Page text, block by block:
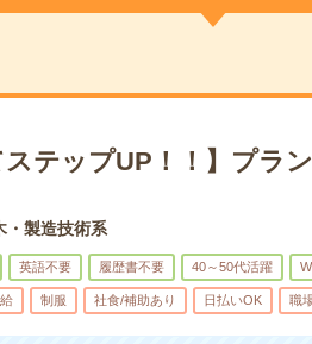
ステップUP！！】プラ
・製造技術系
英語不要 履歴書不要 40～50代活躍
制服 社食/補助あり 日払いOK 職